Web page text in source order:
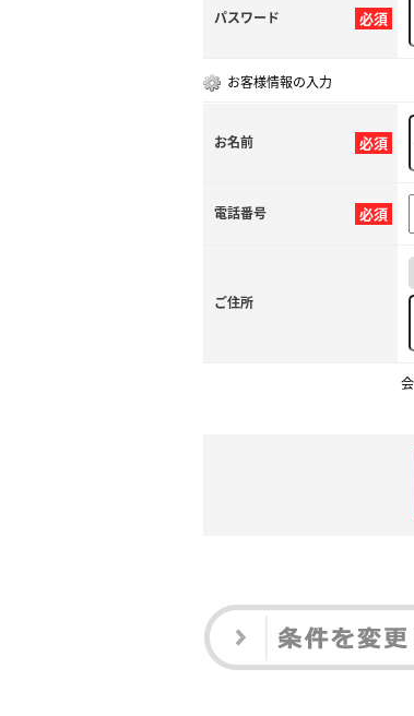
必須
パスワード
お客様情報の入力
必須
お名前
必須
電話番号
ご住所